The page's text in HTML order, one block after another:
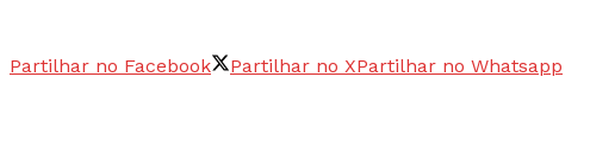
Partilhar no Facebook Partilhar no XPartilhar no Whatsapp